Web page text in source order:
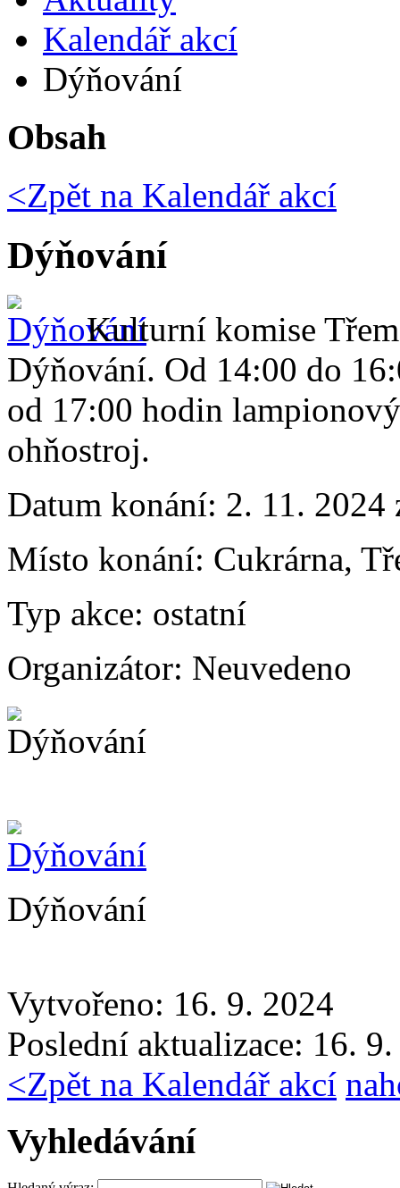
Kalendář akcí
Dýňování
Obsah
<Zpět na Kalendář akcí
Dýňování
Kulturní komise
Dýňování. Od 14:00 do
od 17:00 hodin
ohňostroj.
Datum konání: 2. 11. 2024
Místo konání: Cukrárna,
Typ akce: ostatní
Organizátor: Neuvedeno
Dýňování
Vytvořeno: 16. 9. 2024
Poslední aktualizace: 16.
<Zpět na Kalendář akcí
Vyhledávání